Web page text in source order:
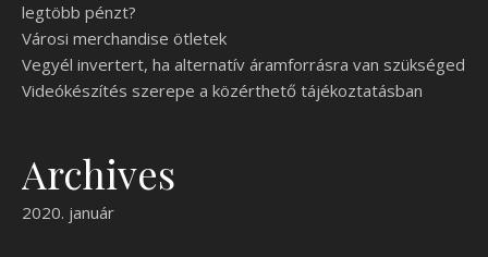
legtöbb pénzt?
Városi merchandise ötletek
Vegyél invertert, ha alternatív áramforrásra van szükséged
Videókészítés szerepe a közérthető tájékoztatásban
Archives
2020. január